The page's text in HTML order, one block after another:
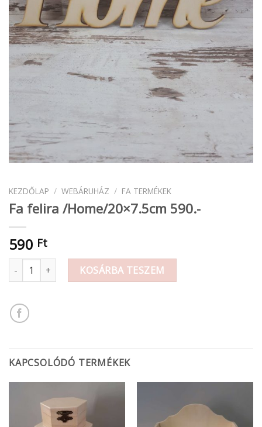
KEZDŐLAP / WEBÁRUHÁZ / FA TERMÉKEK
Fa felira /Home/20×7.5cm 590.-
590 Ft
Fa felira /Home/20x7.5cm 590.- mennyiség
KOSÁRBA TESZEM
KAPCSOLÓDÓ TERMÉKEK